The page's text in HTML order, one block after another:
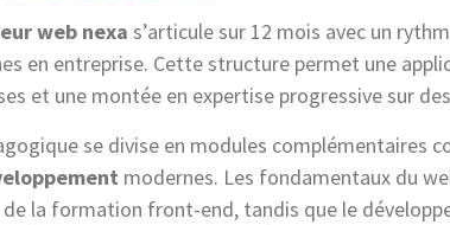
web nexa s’articule sur 12 mois avec un
en entreprise. Cette structure permet une
et une montée en expertise progressive sur
se divise en modules complémentaires
modernes. Les fondamentaux du
la formation front-end, tandis que le